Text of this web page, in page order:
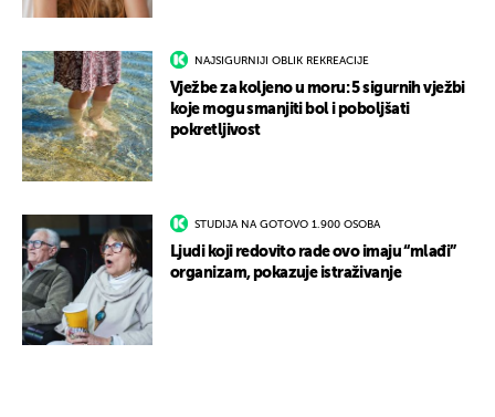
NAJSIGURNIJI OBLIK REKREACIJE
Vježbe za koljeno u moru: 5 sigurnih vježbi
koje mogu smanjiti bol i poboljšati
pokretljivost
STUDIJA NA GOTOVO 1.900 OSOBA
Ljudi koji redovito rade ovo imaju “mlađi”
organizam, pokazuje istraživanje